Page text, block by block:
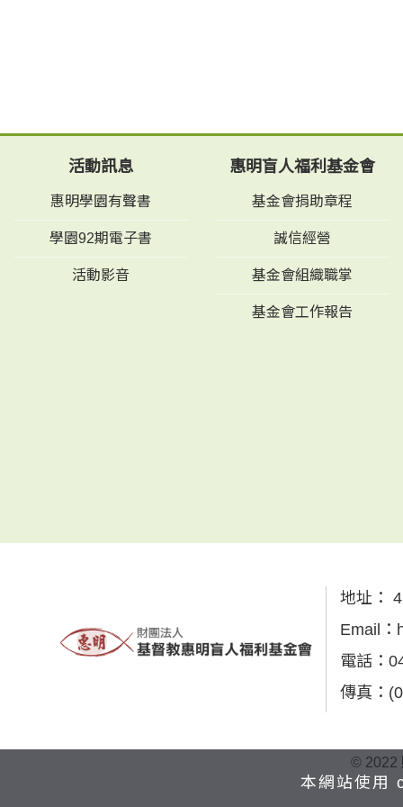
活動訊息
惠明學園有聲書
學園92期電子書
活動影音
惠明盲人福利基金會
基金會捐助章程
誠信經營
基金會組織職掌
基金會工作報告
地址：
Email：
電話：
傳真：
© 2022
本網站使用